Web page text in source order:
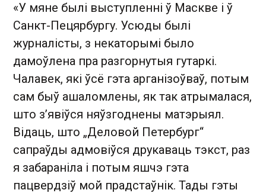
«У мяне былі выступленні ў Маскве і ў
Санкт-Пецярбургу. Усюды былі
журналісты, з некаторымі было
дамоўлена пра разгорнутыя гутаркі.
Чалавек, які ўсё гэта арганізоўваў, потым
сам быў ашаломлены, як так атрымалася,
што з’явіўся няўзгоднены матэрыял.
Відаць, што „Деловой Петербург“
сапраўды адмовіўся друкаваць тэкст, раз
я забараніла і потым яшчэ гэта
пацвердзіў мой прадстаўнік. Тады гэты